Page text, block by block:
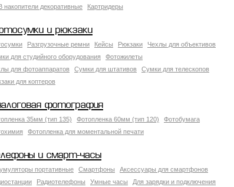
накопители декоративные
Картридеры
и рюкзаки
Разгрузочные ремни Кейсы Рюкзаки
Чехлы для объективов
для студийного оборудования
Фотожилеты
для фотоаппаратов
Сумки для штативов
Сумки для телескопов
для коптеров
фотография
35мм (тип 135) Фотопленка 60мм (тип 120)
Фотобумага
Фотопленка для моментальной печати
и смарт-часы
портативные Смартфоны
Аксессуары для смартфонов
Радиотелефоны Умные часы
Для зарядки и подключения